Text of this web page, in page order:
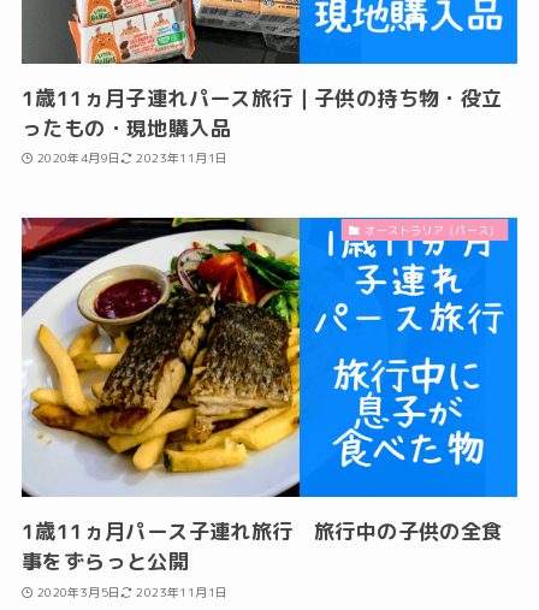
1歳11ヵ月子連れパース旅行｜子供の持ち物・役立
ったもの・現地購入品
2020年4月9日 2023年11月1日
オーストラリア（パース）
1歳11ヵ月パース子連れ旅行 旅行中の子供の全食
事をずらっと公開
2020年3月5日 2023年11月1日